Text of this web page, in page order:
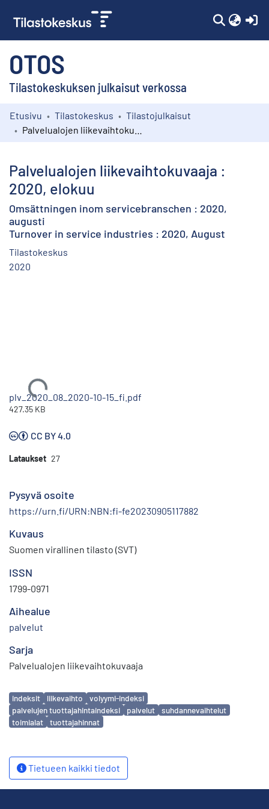
OTOS
Tilastokeskuksen julkaisut verkossa
Kokoelmat
Etusivu Tilastokeskus
Tilastojulkaisut
Palvelualojen liikevaihtokuvaaja :
2020, elokuu
Omsättningen inom servicebranschen : 2020,
augusti
Turnover in service industries : 2020, August
Tilastokeskus
2020
Ladataan...
plv_2020_08_2020-10-15_fi.pdf
427.35 KB
CC BY 4.0
Lataukset 27
Pysyvä osoite
https://urn.fi/URN:NBN:fi-fe20230905117882
Kuvaus
Suomen virallinen tilasto (SVT)
ISSN
1799-0971
Aihealue
palvelut
Sarja
Palvelualojen liikevaihtokuvaaja
Avainsanat
indeksit liikevaihto
volyymi-indeksi
palvelujen tuottajahintaindeksi
palvelut
suhdannevaihtelut
toimialat
tuottajahinnat
Tietueen kaikki tiedot